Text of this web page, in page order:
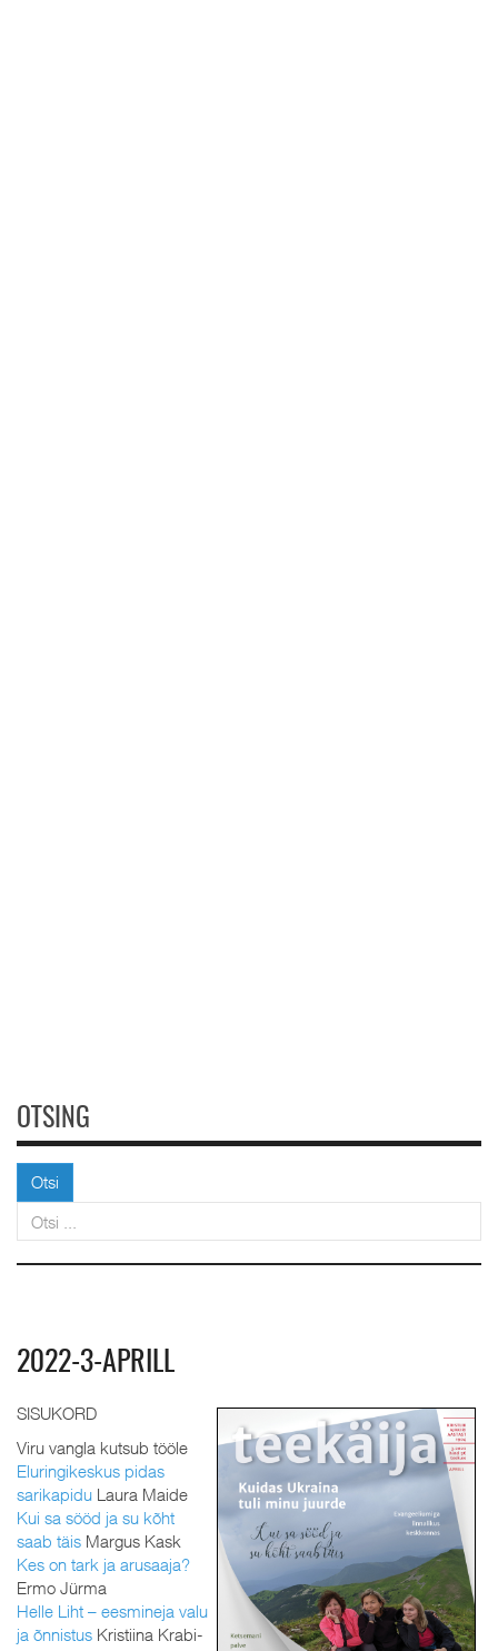
OTSING
Otsi
2022-3-APRILL
SISUKORD
Viru vangla kutsub tööle
Eluringikeskus pidas
sarikapidu Laura Maide
Kui sa sööd ja su kõht
saab täis Margus Kask
Kes on tark ja arusaaja?
Ermo Jürma
Helle Liht – eesmineja valu
ja õnnistus Kristiina Krabi-